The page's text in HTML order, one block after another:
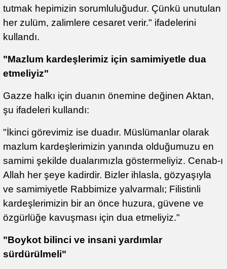
tutmak hepimizin sorumluluğudur. Çünkü unutulan
her zulüm, zalimlere cesaret verir." ifadelerini
kullandı.
"Mazlum kardeşlerimiz için samimiyetle dua
etmeliyiz"
Gazze halkı için duanın önemine değinen Aktan,
şu ifadeleri kullandı:
"İkinci görevimiz ise duadır. Müslümanlar olarak
mazlum kardeşlerimizin yanında olduğumuzu en
samimi şekilde dualarımızla göstermeliyiz. Cenab-ı
Allah her şeye kadirdir. Bizler ihlasla, gözyaşıyla
ve samimiyetle Rabbimize yalvarmalı; Filistinli
kardeşlerimizin bir an önce huzura, güvene ve
özgürlüğe kavuşması için dua etmeliyiz."
"Boykot bilinci ve insani yardımlar
sürdürülmeli"